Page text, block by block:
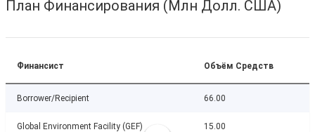
План Финансирования (Млн Долл. США)
Финансист Объём Средств
Borrower/Recipient 66.00
Global Environment Facility (GEF) 15.00